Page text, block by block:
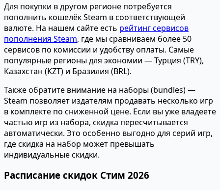
Для покупки в другом регионе потребуется
пополнить кошелёк Steam в соответствующей
валюте. На нашем сайте есть рейтинг сервисов
пополнения Steam, где мы сравниваем более 50
сервисов по комиссии и удобству оплаты. Самые
популярные регионы для экономии — Турция (TRY),
Казахстан (KZT) и Бразилия (BRL).
Также обратите внимание на наборы (bundles) —
Steam позволяет издателям продавать несколько игр
в комплекте по сниженной цене. Если вы уже владеете
частью игр из набора, скидка пересчитывается
автоматически. Это особенно выгодно для серий игр,
где скидка на набор может превышать
индивидуальные скидки.
Расписание скидок Стим 2026